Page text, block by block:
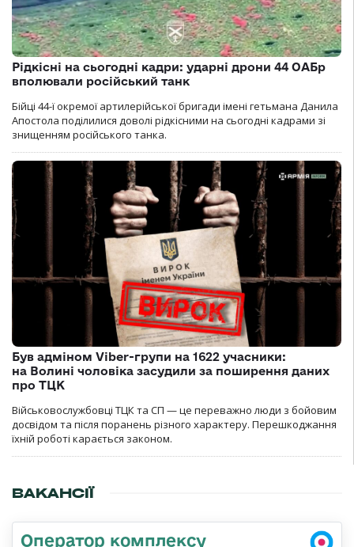
Рідкісні на сьогодні кадри: ударні дрони 44 ОАБр
вполювали російський танк
Бійці 44-ї окремої артилерійської бригади імені гетьмана Данила
Апостола поділилися доволі рідкісними на сьогодні кадрами зі
знищенням російського танка.
Був адміном Viber-групи на 1622 учасники:
на Волині чоловіка засудили за поширення даних
про ТЦК
Військовослужбовці ТЦК та СП — це переважно люди з бойовим
досвідом та після поранень різного характеру. Перешкоджання
їхній роботі карається законом.
ВАКАНСІЇ
Оператор комплексу